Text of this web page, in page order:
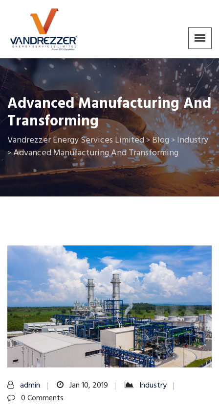
Advanced Manufacturing And
Transforming
Vandrezzer Energy Services Limited>Blog >Industry
>Advanced Manufacturing And Transforming
admin Jan 10, 2019
Industry
0 Comments